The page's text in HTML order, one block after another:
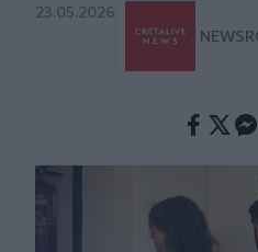
23.05.2026